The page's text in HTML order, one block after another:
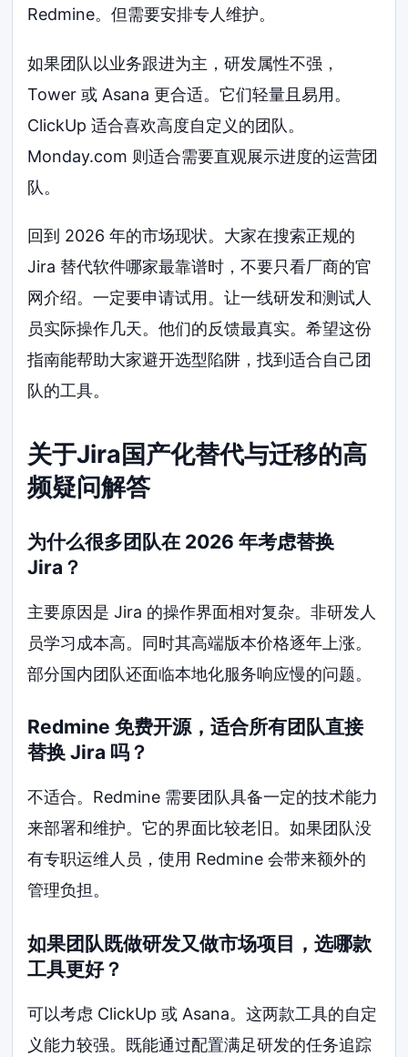
Redmine。但需要安排专人维护。
如果团队以业务跟进为主，研发属性不强，
Tower 或 Asana 更合适。它们轻量且易用。
ClickUp 适合喜欢高度自定义的团队。
Monday.com 则适合需要直观展示进度的运营团
队。
回到 2026 年的市场现状。大家在搜索正规的
Jira 替代软件哪家最靠谱时，不要只看厂商的官
网介绍。一定要申请试用。让一线研发和测试人
员实际操作几天。他们的反馈最真实。希望这份
指南能帮助大家避开选型陷阱，找到适合自己团
队的工具。
关于Jira国产化替代与迁移的高
频疑问解答
为什么很多团队在 2026 年考虑替换
Jira？
主要原因是 Jira 的操作界面相对复杂。非研发人
员学习成本高。同时其高端版本价格逐年上涨。
部分国内团队还面临本地化服务响应慢的问题。
Redmine 免费开源，适合所有团队直接
替换 Jira 吗？
不适合。Redmine 需要团队具备一定的技术能力
来部署和维护。它的界面比较老旧。如果团队没
有专职运维人员，使用 Redmine 会带来额外的
管理负担。
如果团队既做研发又做市场项目，选哪款
工具更好？
可以考虑 ClickUp 或 Asana。这两款工具的自定
义能力较强。既能通过配置满足研发的任务追踪